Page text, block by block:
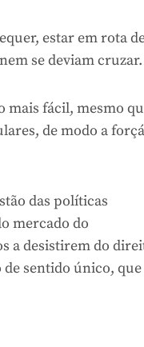
estar em rota
se deviam cruzar.
mais fácil, mesmo
de modo a
das políticas
mercado do
a desistirem do
sentido único, que